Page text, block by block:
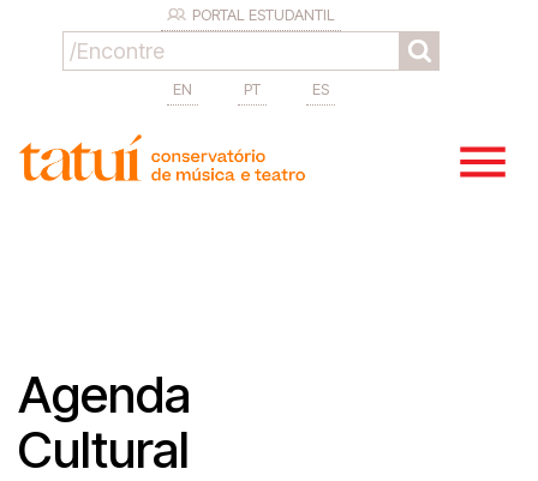
PORTAL ESTUDANTIL
EN PT ES
Agenda
Cultural